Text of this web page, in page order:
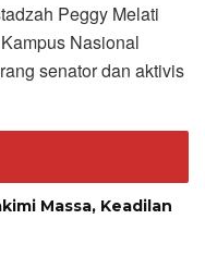
Peggy Melati
Nasional
senator dan aktivis
Massa, Keadilan